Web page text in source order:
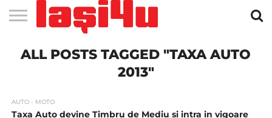
STIRI
APARTAMENTE
NOI IASI
STIRI
IASI
JOBS
IN
FILME
LA
CLUBURI /
DISCOTECI
BARURI /
CAFENELE
SALI DE
FORTA
SALOANE DE
INFRUMUSETARE
AGENTII
DE
RESTAURANTE
IN IASI
PIZZA
IN
PISCINA
IN IASI
FLORARII
RADIO
LIVE
SPALATORII
AUTO
TRACTARI
AUTO
TAXI
IN
CINEMA
TEATRU
HOTELURI
/
TEREN
SPORTIV
TEREN
TENIS
FARMACII
NON
COFFEE-
TO-GO
FIRME DE
PUBLICITATE
RENT
A
ALL POSTS TAGGED "TAXA AUTO
2013"
AUTO - MOTO
Taxa Auto devine Timbru de Mediu si intra in vigoare